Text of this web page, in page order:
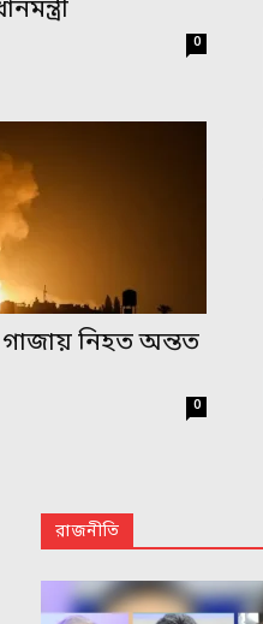
0
নিহত অন্তত
0
রাজনীতি